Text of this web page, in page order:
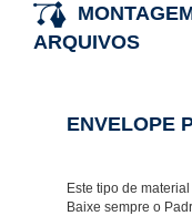
ARQUIVOS
ENVELOPE
Este tipo de
Baixe sempre o